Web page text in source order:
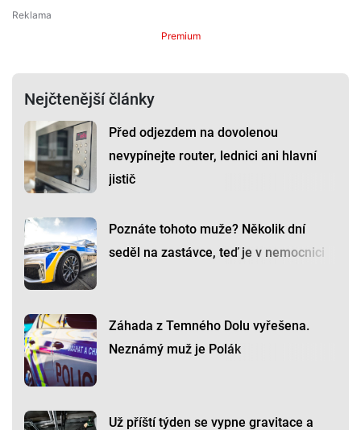
Premium
Nejčtenější články
Před odjezdem na dovolenou
nevypínejte router, lednici ani hlavní
jistič
Poznáte tohoto muže? Několik dní
seděl na zastávce, teď je v nemocnici
Záhada z Temného Dolu vyřešena.
Neznámý muž je Polák
Už příští týden se vypne gravitace a